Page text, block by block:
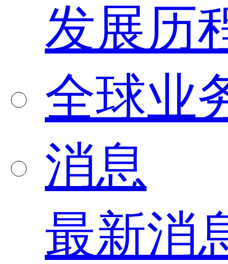
发展历
全球业
消息
最新消